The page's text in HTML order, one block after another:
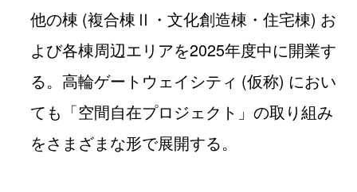
他の棟 (複合棟Ⅱ・文化創造棟・住宅棟) お
よび各棟周辺エリアを2025年度中に開業す
る。高輪ゲートウェイシティ (仮称) におい
ても「空間自在プロジェクト」の取り組み
をさまざまな形で展開する。